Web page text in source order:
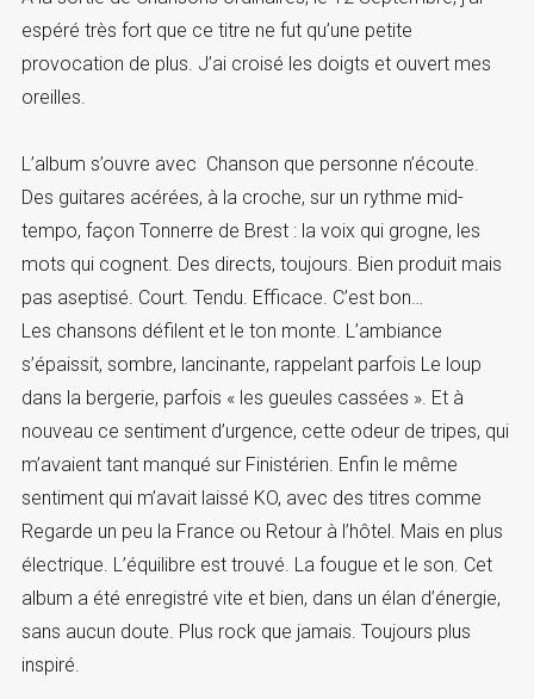
espéré très fort que ce titre ne fut qu’une petite
provocation de plus. J’ai croisé les doigts et ouvert mes
oreilles.
L’album s’ouvre avec Chanson que personne n’écoute.
Des guitares acérées, à la croche, sur un rythme mid-
tempo, façon Tonnerre de Brest : la voix qui grogne, les
mots qui cognent. Des directs, toujours. Bien produit mais
pas aseptisé. Court. Tendu. Efficace. C’est bon…
Les chansons défilent et le ton monte. L’ambiance
s’épaissit, sombre, lancinante, rappelant parfois Le loup
dans la bergerie, parfois « les gueules cassées ». Et à
nouveau ce sentiment d’urgence, cette odeur de tripes, qui
m’avaient tant manqué sur Finistérien. Enfin le même
sentiment qui m’avait laissé KO, avec des titres comme
Regarde un peu la France ou Retour à l’hôtel. Mais en plus
électrique. L’équilibre est trouvé. La fougue et le son. Cet
album a été enregistré vite et bien, dans un élan d’énergie,
sans aucun doute. Plus rock que jamais. Toujours plus
inspiré.